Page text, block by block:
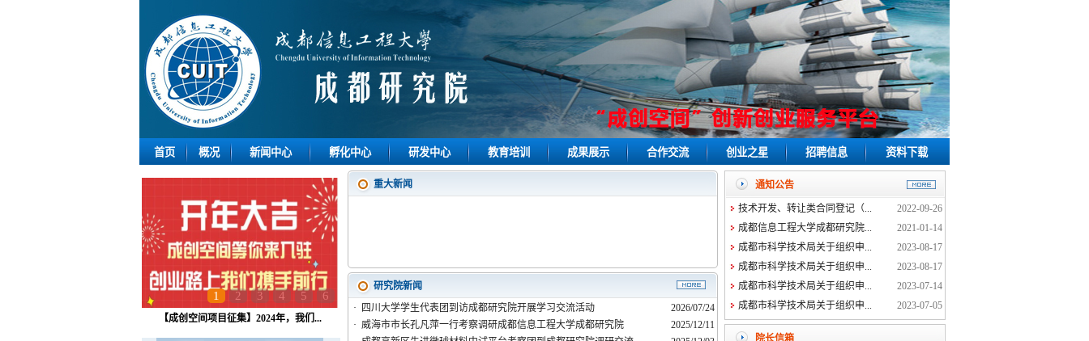
首页 概况 新闻中心 孵化中心 研发中心 教育培训 成果展示 合作交流 创业之星 招聘信息 资料下载
1 2 3 4 5 6
成都信息工程大学副校长何建新莅临...
重大新闻
研究院新闻
·
四川大学学生代表团到访成都研究院开展学习交流活动
2026/07/24
· 威海市市长孔凡萍一行考察调研成都信息工程大学成都研究院
2025/12/11
通知公告
技术开发、转让类合同登记（...
2022-09-26
成都信息工程大学成都研究院...
2021-01-14
成都市科学技术局关于组织申...
2023-08-17
成都市科学技术局关于组织申...
2023-08-17
成都市科学技术局关于组织申...
2023-07-14
成都市科学技术局关于组织申...
2023-07-05
院长信箱